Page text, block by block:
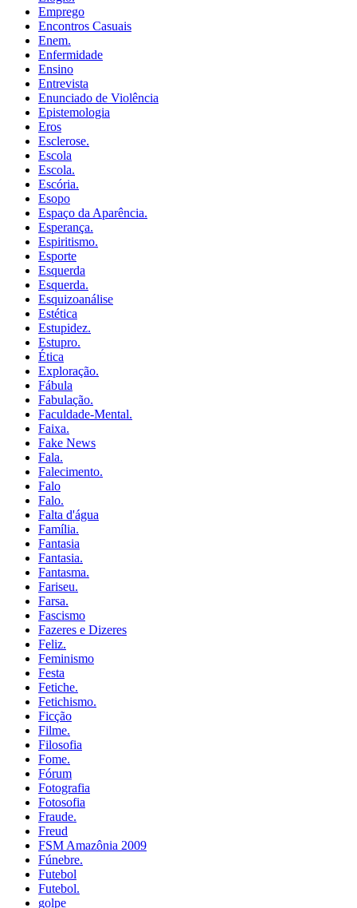
Emprego
Encontros Casuais
Enem.
Enfermidade
Ensino
Entrevista
Enunciado de Violência
Epistemologia
Eros
Esclerose.
Escola
Escola.
Escória.
Esopo
Espaço da Aparência.
Esperança.
Espiritismo.
Esporte
Esquerda
Esquerda.
Esquizoanálise
Estética
Estupidez.
Estupro.
Ética
Exploração.
Fábula
Fabulação.
Faculdade-Mental.
Faixa.
Fake News
Fala.
Falecimento.
Falo
Falo.
Falta d'água
Família.
Fantasia
Fantasia.
Fantasma.
Fariseu.
Farsa.
Fascismo
Fazeres e Dizeres
Feliz.
Feminismo
Festa
Fetiche.
Fetichismo.
Ficção
Filme.
Filosofia
Fome.
Fórum
Fotografia
Fotosofia
Fraude.
Freud
FSM Amazônia 2009
Fúnebre.
Futebol
Futebol.
golpe